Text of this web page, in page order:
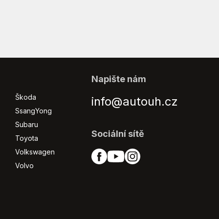
Škoda
SsangYong
Subaru
Toyota
Volkswagen
Volvo
Napište nám
info@autouh.cz
Sociální sítě